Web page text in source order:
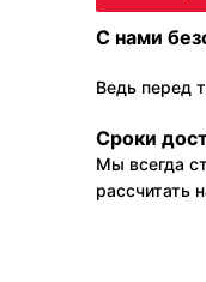
С нами
Ведь перед
Сроки
Мы всегда
рассчитать